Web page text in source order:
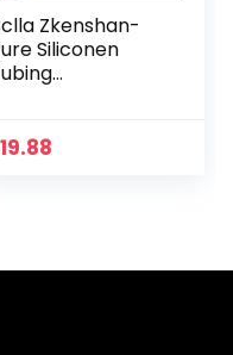
Zkenshan-
Siliconen
Buis
19.88